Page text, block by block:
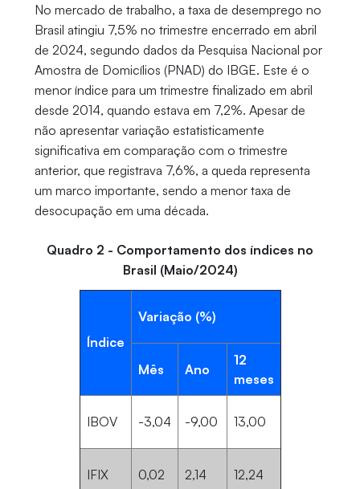
No mercado de trabalho, a taxa de desemprego no
Brasil atingiu 7,5% no trimestre encerrado em abril
de 2024, segundo dados da Pesquisa Nacional por
Amostra de Domicílios (PNAD) do IBGE. Este é o
menor índice para um trimestre finalizado em abril
desde 2014, quando estava em 7,2%. Apesar de
não apresentar variação estatisticamente
significativa em comparação com o trimestre
anterior, que registrava 7,6%, a queda representa
um marco importante, sendo a menor taxa de
desocupação em uma década.
Quadro 2 - Comportamento dos índices no
Brasil (Maio/2024)
Índice
Variação (%)
Mês Ano
12
meses
IBOV -3,04 -9,00 13,00
IFIX 0,02 2,14 12,24